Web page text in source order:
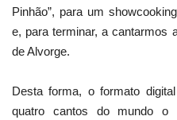
Pinhão”, para um
e, para terminar, a cantarmos
de Alvorge.
Desta forma, o formato
quatro cantos do mundo o